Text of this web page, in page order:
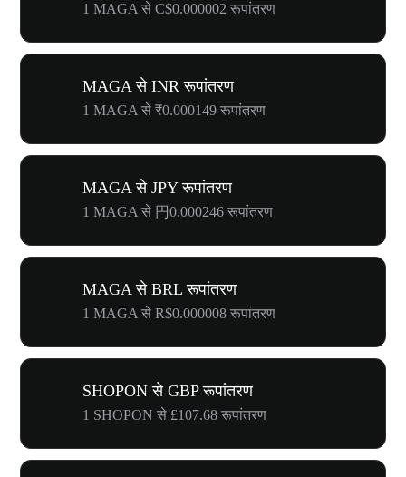
1 MAGA से C$0.000002 रूपांतरण
MAGA से INR रूपांतरण
1 MAGA से ₹0.000149 रूपांतरण
MAGA से JPY रूपांतरण
1 MAGA से 円0.000246 रूपांतरण
MAGA से BRL रूपांतरण
1 MAGA से R$0.000008 रूपांतरण
SHOPON से GBP रूपांतरण
1 SHOPON से £107.68 रूपांतरण